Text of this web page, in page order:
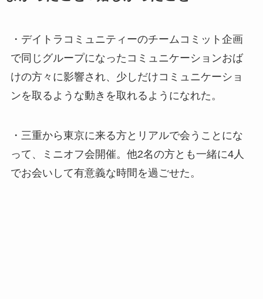
・デイトラコミュニティーのチームコミット企画
で同じグループになったコミュニケーションおば
けの方々に影響され、少しだけコミュニケーショ
ンを取るような動きを取れるようになれた。
・三重から東京に来る方とリアルで会うことにな
って、ミニオフ会開催。他2名の方とも一緒に4人
でお会いして有意義な時間を過ごせた。